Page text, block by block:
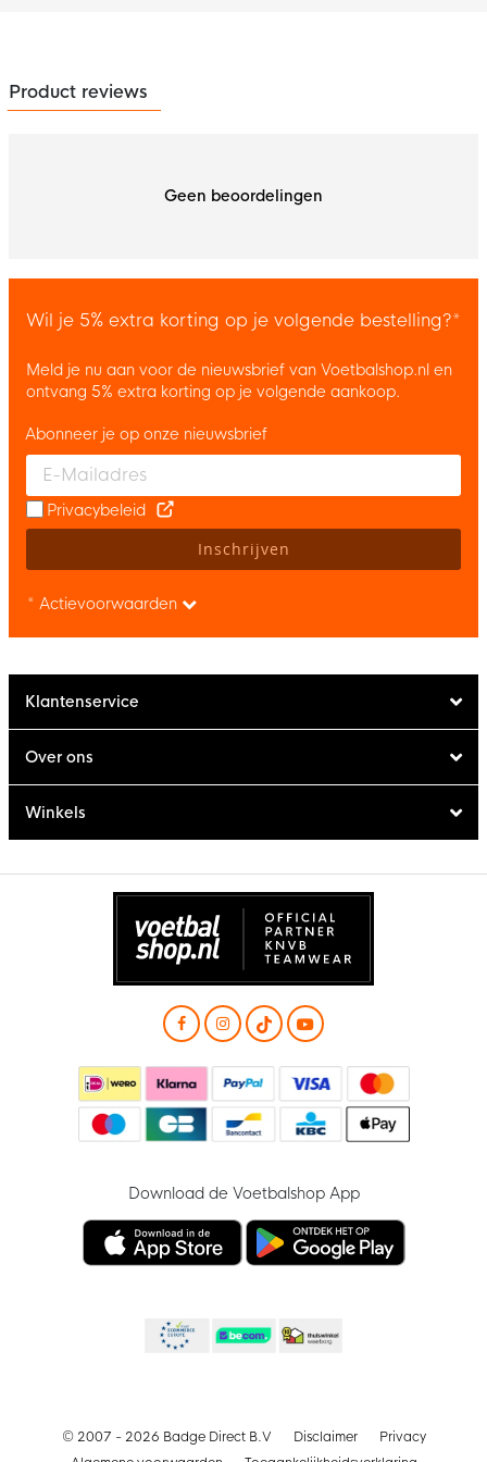
Product reviews
Geen beoordelingen
Wil je 5% extra korting op je volgende bestelling?*
Meld je nu aan voor de nieuwsbrief van Voetbalshop.nl en
ontvang 5% extra korting op je volgende aankoop.
Enter your email and accept the privacy policy to subscribe to
Abonneer je op onze nieuwsbrief
Privacybeleid
Inschrijven
* Actievoorwaarden
Klantenservice
Over ons
Winkels
Download de Voetbalshop App
© 2007 - 2026 Badge Direct B.V Disclaimer
Privacy